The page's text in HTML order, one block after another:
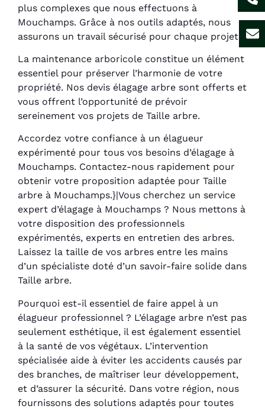
plus complexes que nous effectuons à
Mouchamps. Grâce à nos outils adaptés, nous
assurons un travail sécurisé pour chaque projet.
La maintenance arboricole constitue un élément
essentiel pour préserver l’harmonie de votre
propriété. Nos devis élagage arbre sont offerts et
vous offrent l’opportunité de prévoir
sereinement vos projets de Taille arbre.
Accordez votre confiance à un élagueur
expérimenté pour tous vos besoins d’élagage à
Mouchamps. Contactez-nous rapidement pour
obtenir votre proposition adaptée pour Taille
arbre à Mouchamps.}|Vous cherchez un service
expert d’élagage à Mouchamps ? Nous mettons à
votre disposition des professionnels
expérimentés, experts en entretien des arbres.
Laissez la taille de vos arbres entre les mains
d’un spécialiste doté d’un savoir-faire solide dans
Taille arbre.
Pourquoi est-il essentiel de faire appel à un
élagueur professionnel ? L’élagage arbre n’est pas
seulement esthétique, il est également essentiel
à la santé de vos végétaux. L’intervention
spécialisée aide à éviter les accidents causés par
des branches, de maîtriser leur développement,
et d’assurer la sécurité. Dans votre région, nous
fournissons des solutions adaptés pour toutes